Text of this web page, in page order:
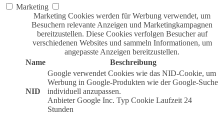
Marketing
Marketing Cookies werden für Werbung verwendet, um
Besuchern relevante Anzeigen und Marketingkampagnen
bereitzustellen. Diese Cookies verfolgen Besucher auf
verschiedenen Websites und sammeln Informationen, um
angepasste Anzeigen bereitzustellen.
Name
Beschreibung
NID
Google verwendet Cookies wie das NID-Cookie, um
Werbung in Google-Produkten wie der Google-Suche
individuell anzupassen.
Anbieter Google Inc. Typ Cookie Laufzeit 24
Stunden